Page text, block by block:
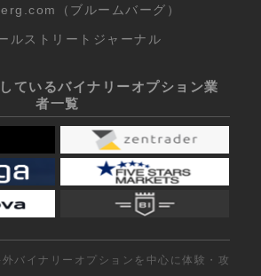
（ブルームバーグ）
ルストリートジャーナル
ているバイナリーオプション業
者一覧
バイナリーオプションを中心に体験・攻